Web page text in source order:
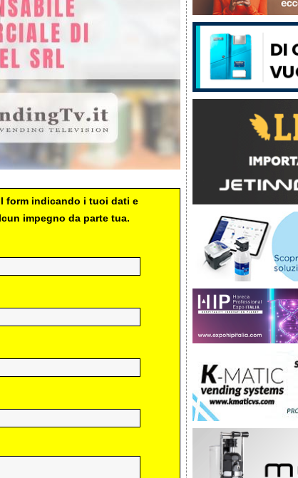
form indicando i tuoi dati e
impegno da parte tua.